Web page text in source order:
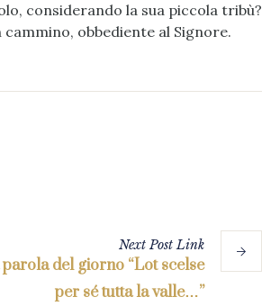
considerando la sua piccola tribù?
obbediente al Signore.
NextPostLink
del giorno “Lot scelse
per sé tutta la valle…”